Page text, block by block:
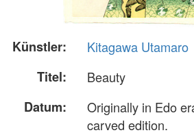
Künstler:
Kitagawa Utamaro
Titel:
Beauty
Datum:
Originally in Edo
carved edition.